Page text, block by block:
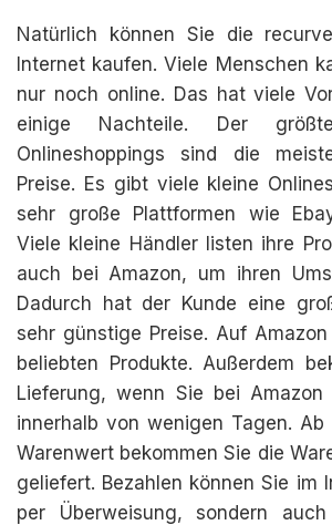
Natürlich können Sie die
Internet kaufen. Viele Menschen
nur noch online. Das hat viele
einige Nachteile. Der
Onlineshoppings sind die
Preise. Es gibt viele kleine
sehr große Plattformen wie
Viele kleine Händler listen ihre
auch bei Amazon, um ihren
Dadurch hat der Kunde eine
sehr günstige Preise. Auf
beliebten Produkte. Außerdem
Lieferung, wenn Sie bei
innerhalb von wenigen Tagen. Ab
Warenwert bekommen Sie die
geliefert. Bezahlen können Sie im
per Überweisung, sondern